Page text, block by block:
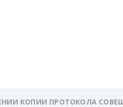
КОПИИ ПРОТОКОЛА